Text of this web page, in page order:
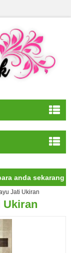
sekarang juga.
Jati Ukiran
Ukiran